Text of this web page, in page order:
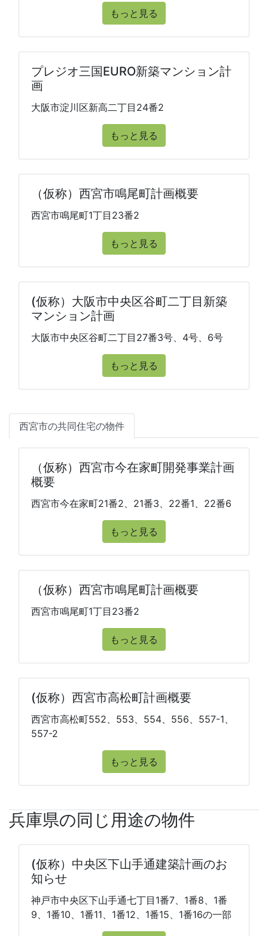
もっと見る
プレジオ三国EURO新築マンション計
画
大阪市淀川区新高二丁目24番2
もっと見る
（仮称）西宮市鳴尾町計画概要
西宮市鳴尾町1丁目23番2
もっと見る
(仮称）大阪市中央区谷町二丁目新築
マンション計画
大阪市中央区谷町二丁目27番3号、4号、6号
もっと見る
西宮市の共同住宅の物件
（仮称）西宮市今在家町開発事業計画
概要
西宮市今在家町21番2、21番3、22番1、22番6
もっと見る
（仮称）西宮市鳴尾町計画概要
西宮市鳴尾町1丁目23番2
もっと見る
(仮称）西宮市高松町計画概要
西宮市高松町552、553、554、556、557-1、
557-2
もっと見る
兵庫県の同じ用途の物件
(仮称）中央区下山手通建築計画のお
知らせ
神戸市中央区下山手通七丁目1番7、1番8、1番
9、1番10、1番11、1番12、1番15、1番16の一部